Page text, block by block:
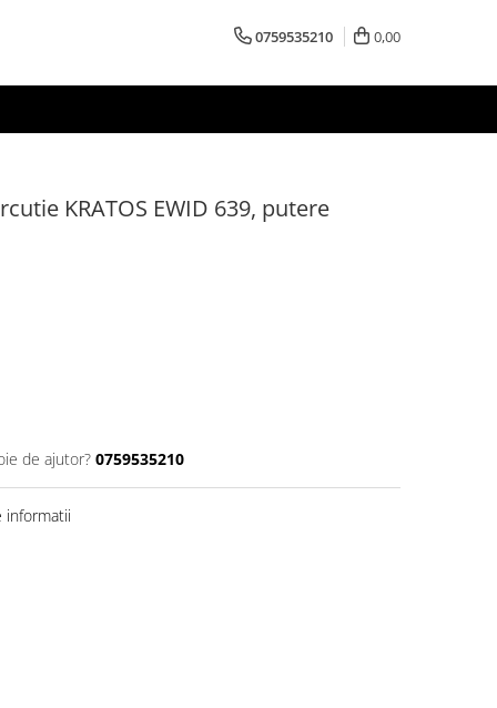
0759535210 0,00
KRATOS EWID 639, putere
de ajutor? 0759535210
informatii